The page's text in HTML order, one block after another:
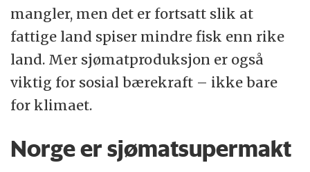
mangler, men det er fortsatt slik at
fattige land spiser mindre fisk enn rike
land. Mer sjømatproduksjon er også
viktig for sosial bærekraft – ikke bare
for klimaet.
Norge er sjømatsupermakt